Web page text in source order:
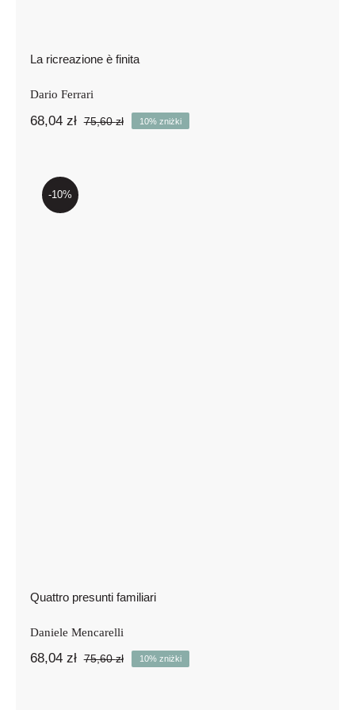
La ricreazione è finita
Dario Ferrari
75,60złPierwotna
68,04 zł
Aktualna
10% zniżki
-10%
Quattro presunti familiari
Daniele Mencarelli
75,60złPierwotna
68,04 zł
Aktualna
10% zniżki